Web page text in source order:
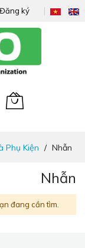
Đăng ký
Phụ Kiện Nhẫn
Nhẫn
đang cần tìm.